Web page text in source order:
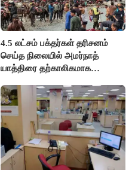
4.5 லட்சம் பக்தர்கள் தரிசனம்
செய்த நிலையில் அமர்நாத்
யாத்திரை தற்காலிகமாக